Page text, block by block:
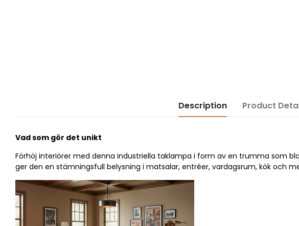
Description Product
Vad som gör det unikt
Förhöj interiörer med denna industriella taklampa i form av en trumma som
ger den en stämningsfull belysning i matsalar, entréer, vardagsrum, kök och